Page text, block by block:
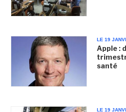
LE 19
Apple :
santé
LE 19